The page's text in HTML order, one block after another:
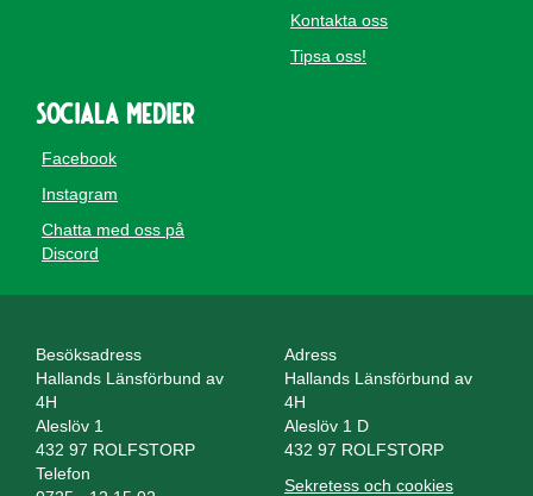
Kontakta oss
Tipsa oss!
Sociala medier
Facebook
Instagram
Chatta med oss på
Discord
Besöksadress
Hallands Länsförbund av
4H
Aleslöv 1
432 97 ROLFSTORP
Adress
Hallands Länsförbund av
4H
Aleslöv 1 D
432 97 ROLFSTORP
Telefon
Sekretess och cookies